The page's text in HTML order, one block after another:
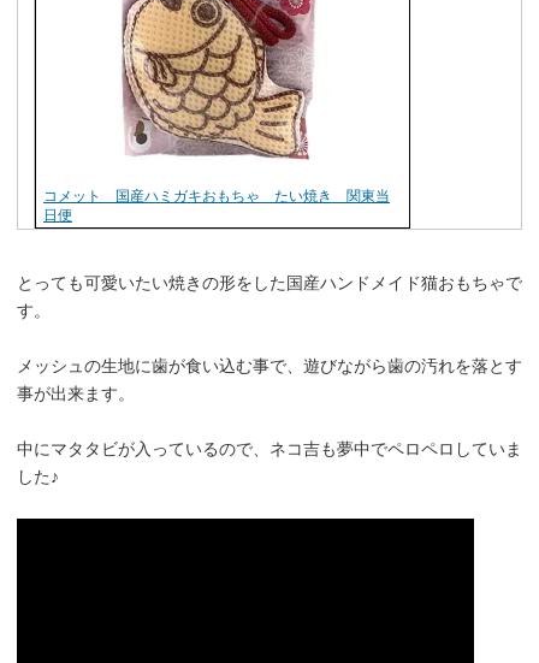
コメット 国産ハミガキおもちゃ たい焼き 関東当
日便
とっても可愛いたい焼きの形をした国産ハンドメイド猫おもちゃで
す。
メッシュの生地に歯が食い込む事で、遊びながら歯の汚れを落とす
事が出来ます。
中にマタタビが入っているので、ネコ吉も夢中でペロペロしていま
した♪